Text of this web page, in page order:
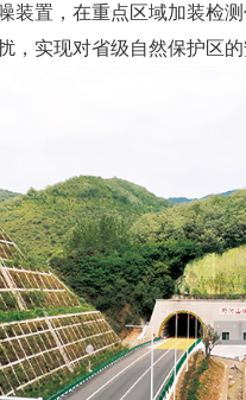
装置，在重点区域加装检
，实现对省级自然保护区的